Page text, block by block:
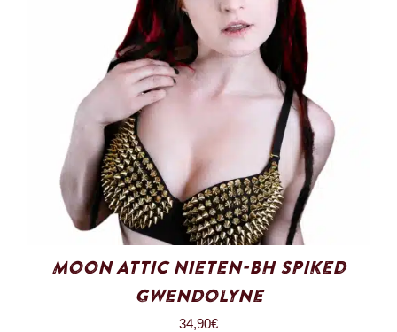
Moon Attic Nieten-BH Spiked
Gwendolyne
34,90€